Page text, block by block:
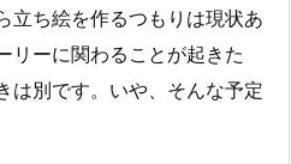
立ち絵を作るつもりは現状あ
リーに関わることが起きた
は別です。いや、そんな予定